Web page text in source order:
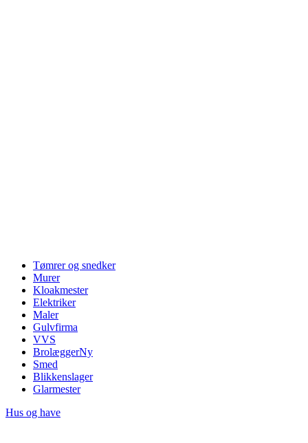
Tømrer og snedker
Murer
Kloakmester
Elektriker
Maler
Gulvfirma
VVS
BrolæggerNy
Smed
Blikkenslager
Glarmester
Hus og have